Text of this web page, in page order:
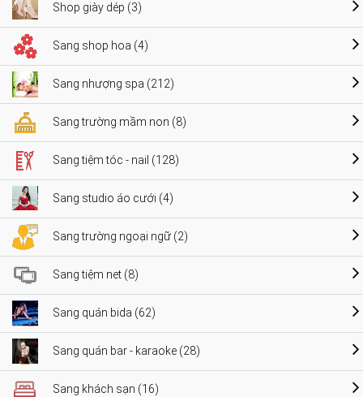
Shop giày dép (3)
Sang shop hoa (4)
Sang nhượng spa (212)
Sang trường mầm non (8)
Sang tiệm tóc - nail (128)
Sang studio áo cưới (4)
Sang trường ngoại ngữ (2)
Sang tiệm net (8)
Sang quán bida (62)
Sang quán bar - karaoke (28)
Sang khách sạn (16)